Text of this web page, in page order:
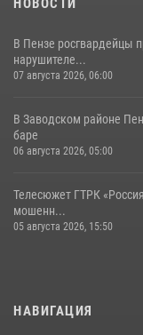
НОВОСТИ
В Пензе росгвардейцы
нарушителе...
07 августа 2026, 06:00
В Заводском районе
баре
06 августа 2026, 05:00
Телесюжет ГТРК
мошенн...
05 августа 2026, 15:50
НАВИГАЦИЯ